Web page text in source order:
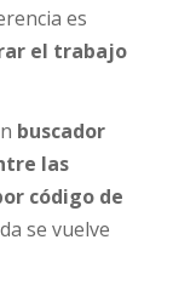
es
el trabajo
buscador
las
código de
se vuelve